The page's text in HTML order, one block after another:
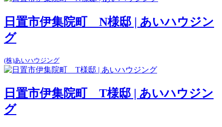
日置市伊集院町 N様邸 | あいハウジン
グ
(株)あいハウジング
日置市伊集院町 T様邸 | あいハウジン
グ